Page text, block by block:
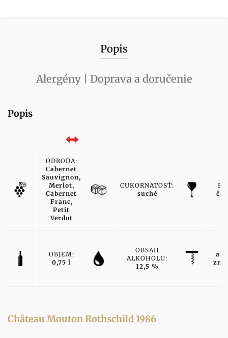
Popis
Alergény | Doprava a doručenie
Popis
ODRODA:
Cabernet
Sauvignon,
Merlot,
Cabernet
Franc,
Petit
Verdot
CUKORNATOSŤ:
suché
OBJEM:
0,75 l
OBSAH
ALKOHOLU:
12,5 %
Château Mouton Rothschild 1986